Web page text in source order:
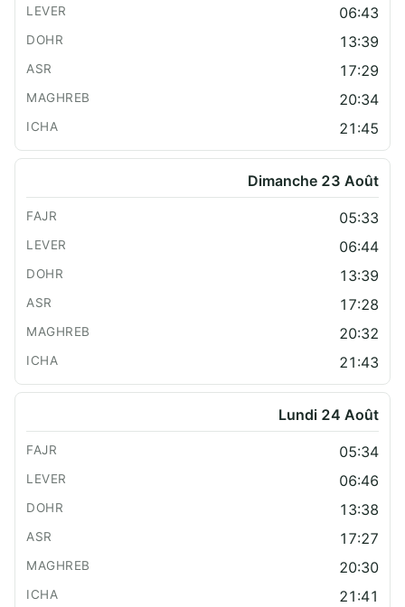
06:43
13:39
17:29
20:34
21:45
Dimanche 23 Août
05:33
06:44
13:39
17:28
20:32
21:43
Lundi 24 Août
05:34
06:46
13:38
17:27
20:30
21:41